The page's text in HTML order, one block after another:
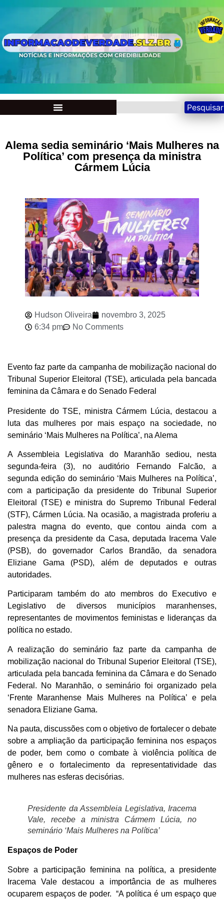
Pesquisar
Alema sedia seminário ‘Mais Mulheres na
Política’ com presença da ministra
Cármem Lúcia
Hudson Oliveira
novembro 3, 2025
6:34 pm
No Comments
Evento faz parte da campanha de mobilização nacional do
Tribunal Superior Eleitoral (TSE), articulada pela bancada
feminina da Câmara e do Senado Federal
Presidente do TSE, ministra Cármem Lúcia, destacou a
luta das mulheres por mais espaço na sociedade, no
seminário ‘Mais Mulheres na Política’, na Alema
A Assembleia Legislativa do Maranhão sediou, nesta
segunda-feira (3), no auditório Fernando Falcão, a
segunda edição do seminário ‘Mais Mulheres na Política’,
com a participação da presidente do Tribunal Superior
Eleitoral (TSE) e ministra do Supremo Tribunal Federal
(STF), Cármen Lúcia. Na ocasião, a magistrada proferiu a
palestra magna do evento, que contou ainda com a
presença da presidente da Casa, deputada Iracema Vale
(PSB), do governador Carlos Brandão, da senadora
Eliziane Gama (PSD), além de deputados e outras
autoridades.
Participaram também do ato membros do Executivo e
Legislativo de diversos municípios maranhenses,
representantes de movimentos feministas e lideranças da
política no estado.
A realização do seminário faz parte da campanha de
mobilização nacional do Tribunal Superior Eleitoral (TSE),
articulada pela bancada feminina da Câmara e do Senado
Federal. No Maranhão, o seminário foi organizado pela
‘Frente Maranhense Mais Mulheres na Política’ e pela
senadora Eliziane Gama.
Na pauta, discussões com o objetivo de fortalecer o debate
sobre a ampliação da participação feminina nos espaços
de poder, bem como o combate à violência política de
gênero e o fortalecimento da representatividade das
mulheres nas esferas decisórias.
Presidente da Assembleia Legislativa, Iracema
Vale, recebe a ministra Cármem Lúcia, no
seminário ‘Mais Mulheres na Política’
Espaços de Poder
Sobre a participação feminina na política, a presidente
Iracema Vale destacou a importância de as mulheres
ocuparem espaços de poder. “A política é um espaço que